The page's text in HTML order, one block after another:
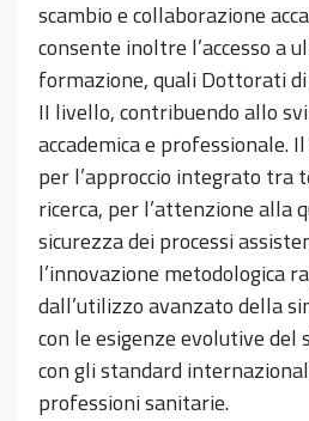
scambio e collaborazione
consente inoltre l’accesso a
formazione, quali Dottorati
II livello, contribuendo allo
accademica e professionale.
per l’approccio integrato tra
ricerca, per l’attenzione alla
sicurezza dei processi
l’innovazione metodologica
dall’utilizzo avanzato della
con le esigenze evolutive del
con gli standard
professioni sanitarie.